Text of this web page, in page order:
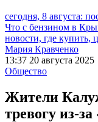
сегодня, 8 августа:
Что с бензином в
новости, где купить,
Мария Кравченко
13:37 20 августа 2025
Общество
Жители
тревогу из-